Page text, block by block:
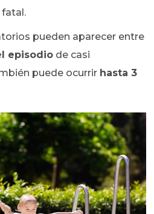
pueden aparecer entre
episodio de casi
puede ocurrir hasta 3